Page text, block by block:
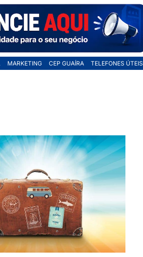
MARKETING CEP GUAÍRA TELEFONES ÚTEIS